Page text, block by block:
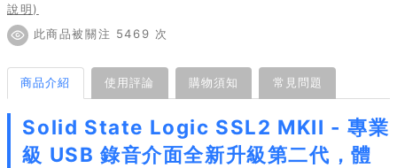
說明)
此商品被關注 5469 次
商品介紹 使用評論 購物須知 常見問題
Solid State Logic SSL2 MKII - 專業
級 USB 錄音介面全新升級第二代，體